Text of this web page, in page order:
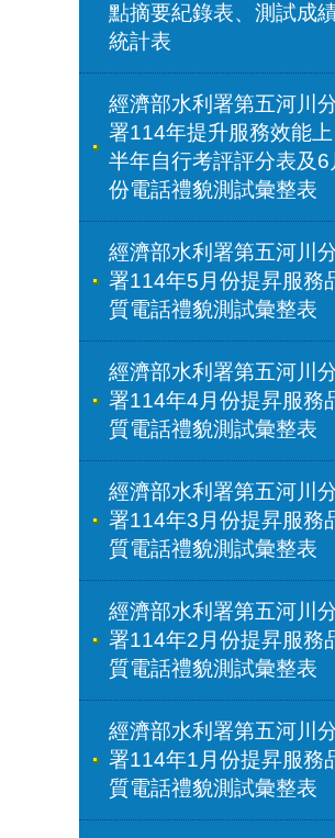
點摘要紀錄表、測試成
統計表
經濟部水利署第五河川
署114年提升服務效能上
半年自行考評評分表及6
份電話禮貌測試彙整表
經濟部水利署第五河川
署114年5月份提昇服務
質電話禮貌測試彙整表
經濟部水利署第五河川
署114年4月份提昇服務
質電話禮貌測試彙整表
經濟部水利署第五河川
署114年3月份提昇服務
質電話禮貌測試彙整表
經濟部水利署第五河川
署114年2月份提昇服務
質電話禮貌測試彙整表
經濟部水利署第五河川
署114年1月份提昇服務
質電話禮貌測試彙整表